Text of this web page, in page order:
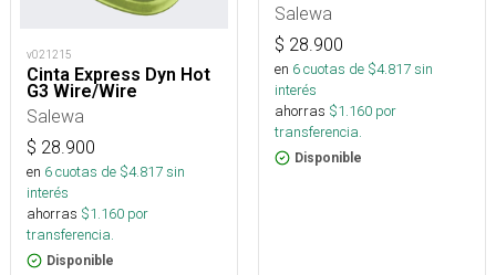
v021215
Cinta Express Dyn Hot
G3 Wire/Wire
Salewa
$ 28.900
en 6cuotas de $4.817sin
interés
ahorras $1.160 por
transferencia.
Disponible
Salewa
$ 28.900
en 6cuotas de $4.817sin
interés
ahorras $1.160 por
transferencia.
Disponible